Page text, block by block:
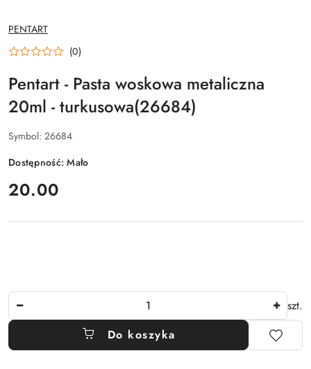
NAZWA
PRODUCENTA:
PENTART
(0)
Pentart - Pasta woskowa metaliczna
20ml - turkusowa(26684)
Symbol: 26684
Dostępność:Mało
cena:
20.00
szt.
Do koszyka